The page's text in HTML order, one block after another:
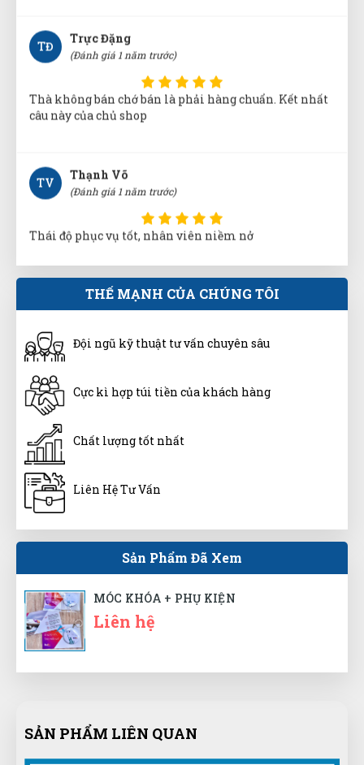
Thà không bán chớ bán là phải hàng chuẩn. Kết nhất
câu này của chủ shop
Thái độ phục vụ tốt, nhân viên niềm nở
Ánh Tuyết
(Đánh giá 1 năm trước)
Thời gian phản hồi cực nhanh
GB
(Đánh giá 1 năm trước)
Cảm ơn, đã tư vấn đúng loại phù hợp với mình.
Thanks
Xuân Phúc
(Đánh giá 1 năm trước)
Nhân viên hỗ trợ nhanh, hướng dẫn tận tình, nhanh
chóng
Sản phẩm good, mua về sử dụng rất ok
THẾ MẠNH CỦA CHÚNG TÔI
Đội ngũ kỹ thuật tư vấn chuyên sâu
Cực kì hợp túi tiền của khách hàng
Chất lượng tốt nhất
Liên Hệ Tư Vấn
Sản Phẩm Đã Xem
MÓC KHÓA + PHỤ KIỆN
Liên hệ
SẢN PHẨM LIÊN QUAN